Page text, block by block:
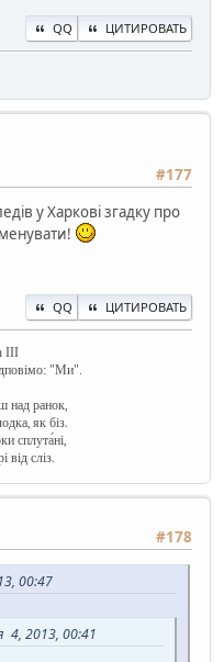
QQ ЦИТИРОВАТЬ
#177
у Харкові згадку про
QQ ЦИТИРОВАТЬ
III
"Ми".
над ранок,
як біз.
сплута́ні,
від сліз.
#178
00:47
2013, 00:41